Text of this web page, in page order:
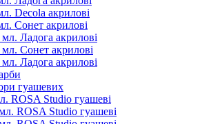
Decola акрилові
Сонет акрилові
Ладога акрилові
Сонет акрилові
Ладога акрилові
гуашевих
ROSA Studio гуашеві
ROSA Studio гуашеві